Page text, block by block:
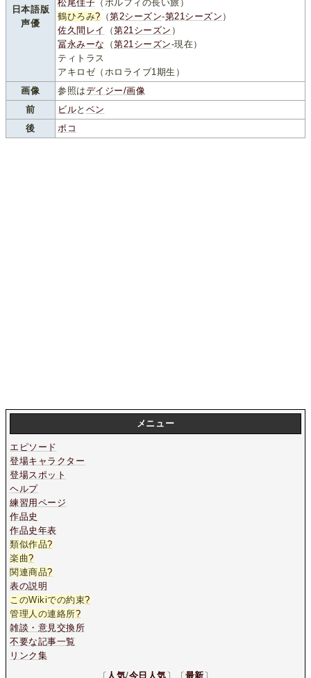
日本語版
声優
松尾佳子 （ポルフィの長い旅）
鶴ひろみ? （第2シーズン-第21シーズン ）
佐久間レイ
（第21シーズン ）
冨永みーな
（第21シーズン-現在）
ティトラス
アキロゼ（ホロライブ1期生）
画像
参照はデイジー/画像
前
ビルと ベン
後
ボコ
メニュー
エピソード
登場キャラクター
登場スポット
ヘルプ
練習用ページ
作品史
作品史年表
類似作品?
楽曲?
関連商品?
表の説明
このWikiでの約束?
管理人の連絡所?
雑談・意見交換所
不要な記事一覧
リンク集
〔 人気/今日人気 〕〔 最新 〕